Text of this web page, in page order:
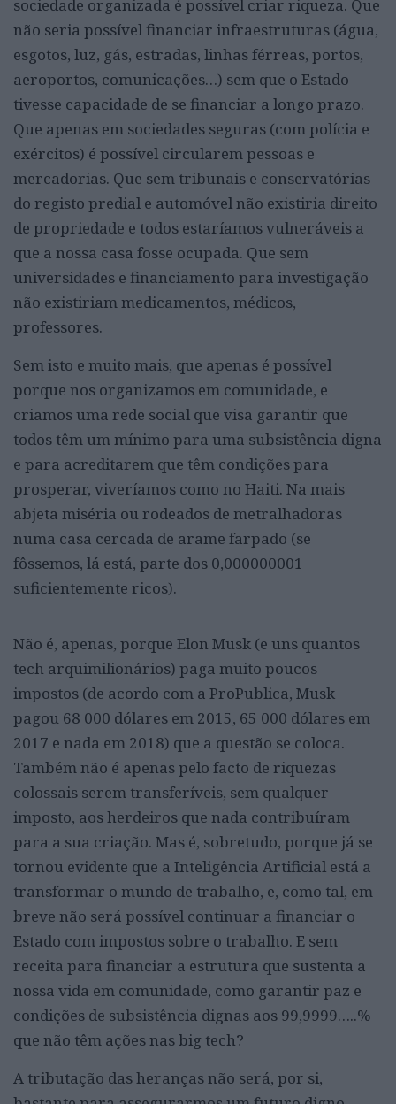
sociedade organizada é possível criar riqueza. Que
não seria possível financiar infraestruturas (água,
esgotos, luz, gás, estradas, linhas férreas, portos,
aeroportos, comunicações…) sem que o Estado
tivesse capacidade de se financiar a longo prazo.
Que apenas em sociedades seguras (com polícia e
exércitos) é possível circularem pessoas e
mercadorias. Que sem tribunais e conservatórias
do registo predial e automóvel não existiria direito
de propriedade e todos estaríamos vulneráveis a
que a nossa casa fosse ocupada. Que sem
universidades e financiamento para investigação
não existiriam medicamentos, médicos,
professores.
Sem isto e muito mais, que apenas é possível
porque nos organizamos em comunidade, e
criamos uma rede social que visa garantir que
todos têm um mínimo para uma subsistência digna
e para acreditarem que têm condições para
prosperar, viveríamos como no Haiti. Na mais
abjeta miséria ou rodeados de metralhadoras
numa casa cercada de arame farpado (se
fôssemos, lá está, parte dos 0,000000001
suficientemente ricos).
Não é, apenas, porque Elon Musk (e uns quantos
tech arquimilionários) paga muito poucos
impostos (de acordo com a ProPublica, Musk
pagou 68 000 dólares em 2015, 65 000 dólares em
2017 e nada em 2018) que a questão se coloca.
Também não é apenas pelo facto de riquezas
colossais serem transferíveis, sem qualquer
imposto, aos herdeiros que nada contribuíram
para a sua criação. Mas é, sobretudo, porque já se
tornou evidente que a Inteligência Artificial está a
transformar o mundo de trabalho, e, como tal, em
breve não será possível continuar a financiar o
Estado com impostos sobre o trabalho. E sem
receita para financiar a estrutura que sustenta a
nossa vida em comunidade, como garantir paz e
condições de subsistência dignas aos 99,9999…..%
que não têm ações nas big tech?
A tributação das heranças não será, por si,